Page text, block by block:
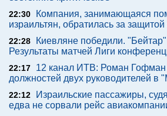
22:30
Компания, занимающаяся
израильтян, обратилась за защитой
22:28
Киевляне победили.
Результаты матчей Лиги
22:17
12 канал ИТВ: Роман Гофман
должностей двух руководителей в
22:12
Израильские пассажиры,
едва не сорвали рейс